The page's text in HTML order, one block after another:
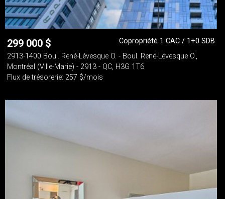
299 000 $
Copropriété 1 CAC / 1+0 SDB
2913-1400 Boul. René-Lévesque O. - Boul. René-Lévesque O.,
Montréal (Ville-Marie) - 2913 - QC, H3G 1T6
Flux de trésorerie: 257 $/mois